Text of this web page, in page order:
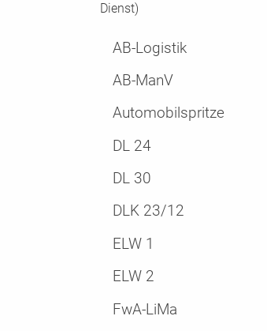
Dienst)
AB-Logistik
AB-ManV
Automobilspritze
DL 24
DL 30
DLK 23/12
ELW 1
ELW 2
FwA-LiMa